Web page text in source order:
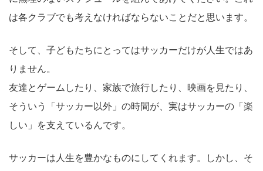
は各クラブでも考えなければならないことだと思います。
そして、子どもたちにとってはサッカーだけが人生ではあ
りません。
友達とゲームしたり、家族で旅行したり、映画を見たり、
そういう「サッカー以外」の時間が、実はサッカーの「楽
しい」を支えているんです。
サッカーは人生を豊かなものにしてくれます。しかし、そ